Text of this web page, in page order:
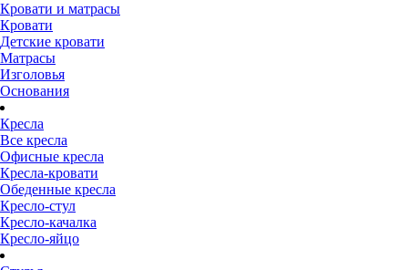
Кровати и матрасы
Кровати
Детские кровати
Матрасы
Изголовья
Основания
Кресла
Все кресла
Офисные кресла
Кресла-кровати
Обеденные кресла
Кресло-стул
Кресло-качалка
Кресло-яйцо